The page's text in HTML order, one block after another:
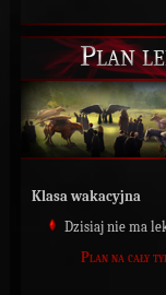
Plan
Klasa wakacyjna
Dzisiaj nie ma
Plan na cały